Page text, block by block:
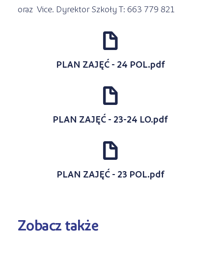
oraz Vice. Dyrektor Szkoły T: 663 779 821
d
PLAN ZAJĘĆ - 24 POL.pdf
d
PLAN ZAJĘĆ - 23-24 LO.pdf
d
PLAN ZAJĘĆ - 23 POL.pdf
Zobacz także